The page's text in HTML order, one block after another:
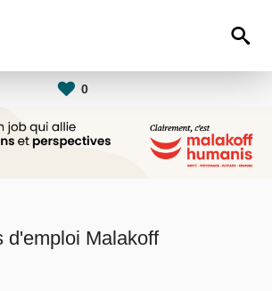
0
d'emploi Malakoff